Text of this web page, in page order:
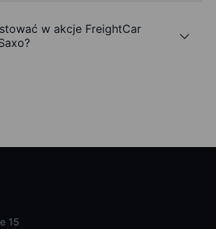
w akcje FreightCar
15